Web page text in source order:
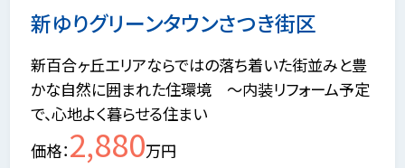
新ゆりグリーンタウンさつき街区
新百合ヶ丘エリアならではの落ち着いた街並みと豊
かな自然に囲まれた住環境 ～内装リフォーム予定
で、心地よく暮らせる住まい
価格 2,880万円